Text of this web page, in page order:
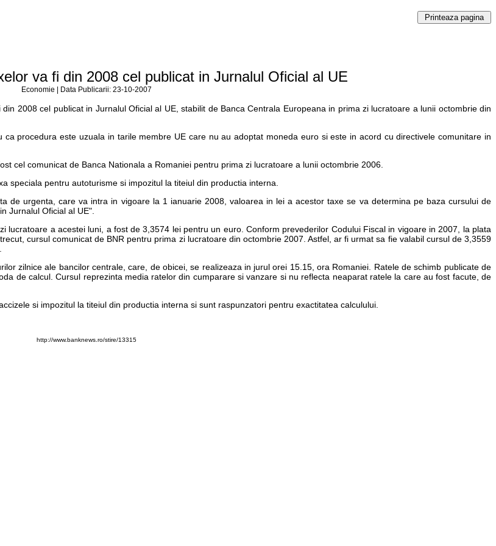
va fi din 2008 cel publicat in Jurnalul Oficial al UE
Economie | Data Publicarii: 23-10-2007
2008 cel publicat in Jurnalul Oficial al UE, stabilit de Banca Centrala Europeana in prima zi lucratoare a lunii octombrie din
procedura este uzuala in tarile membre UE care nu au adoptat moneda euro si este in acord cu directivele comunitare in
cel comunicat de Banca Nationala a Romaniei pentru prima zi lucratoare a lunii octombrie 2006.
speciala pentru autoturisme si impozitul la titeiul din productia interna.
de urgenta, care va intra in vigoare la 1 ianuarie 2008, valoarea in lei a acestor taxe se va determina pe baza cursului de
Jurnalul Oficial al UE".
a acestei luni, a fost de 3,3574 lei pentru un euro. Conform prevederilor Codului Fiscal in vigoare in 2007, la plata
cursul comunicat de BNR pentru prima zi lucratoare din octombrie 2007. Astfel, ar fi urmat sa fie valabil cursul de 3,3559
zilnice ale bancilor centrale, care, de obicei, se realizeaza in jurul orei 15.15, ora Romaniei. Ratele de schimb publicate de
de calcul. Cursul reprezinta media ratelor din cumparare si vanzare si nu reflecta neaparat ratele la care au fost facute, de
si impozitul la titeiul din productia interna si sunt raspunzatori pentru exactitatea calculului.
http://www.banknews.ro/stire/13315